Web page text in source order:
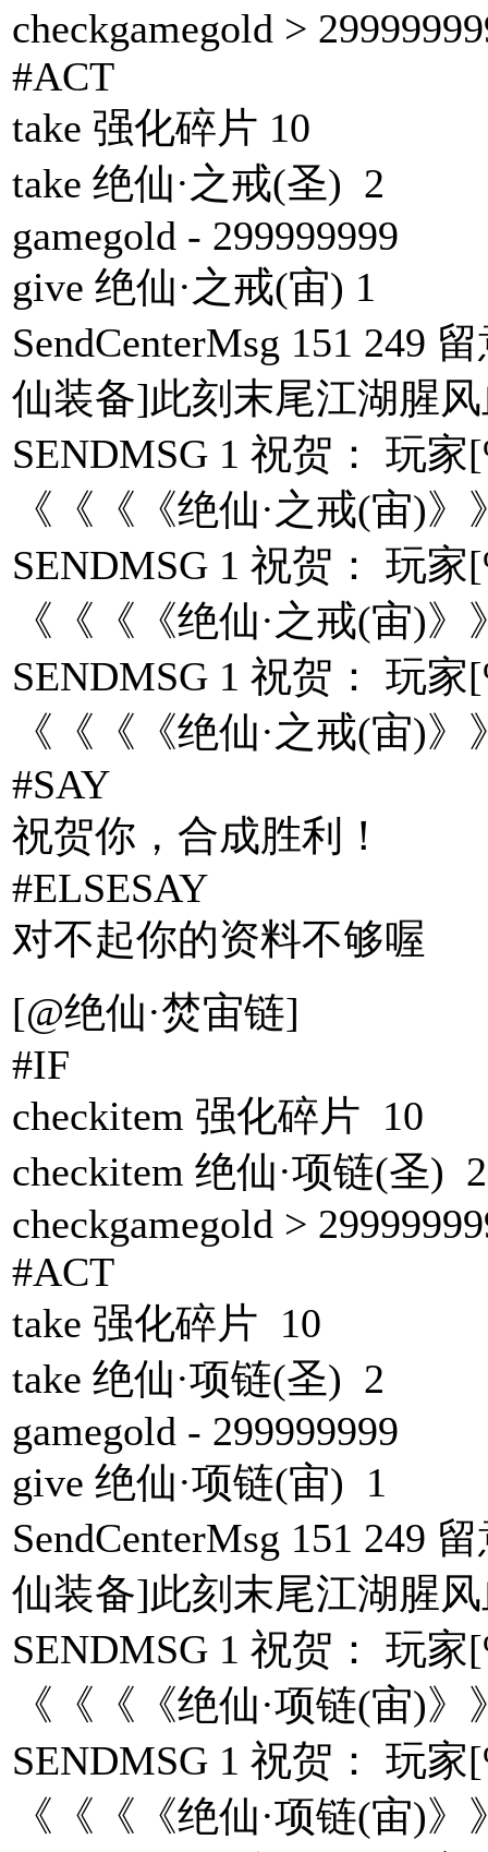
checkgamegold >
#ACT
take 强化碎片 10
take 绝仙·之戒(圣) 2
gamegold - 299999999
give 绝仙·之戒(宙) 1
SendCenterMsg 151 249
仙装备]此刻末尾江湖腥
SENDMSG 1 祝贺： 玩
《《《《绝仙·之戒(宙)
SENDMSG 1 祝贺： 玩
《《《《绝仙·之戒(宙)
SENDMSG 1 祝贺： 玩
《《《《绝仙·之戒(宙)
#SAY
祝贺你，合成胜利！
#ELSESAY
对不起你的资料不够喔
[@绝仙·焚宙链]
#IF
checkitem 强化碎片 10
checkitem 绝仙·项链(圣) 2
checkgamegold >
#ACT
take 强化碎片 10
take 绝仙·项链(圣) 2
gamegold - 299999999
give 绝仙·项链(宙) 1
SendCenterMsg 151 249
仙装备]此刻末尾江湖腥
SENDMSG 1 祝贺： 玩
《《《《绝仙·项链(宙)
SENDMSG 1 祝贺： 玩
《《《《绝仙·项链(宙)